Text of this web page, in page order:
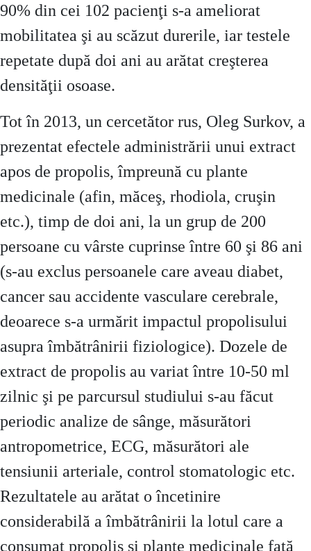
90% din cei 102 pacienţi s-a ameliorat
mobilitatea şi au scăzut durerile, iar testele
repetate după doi ani au arătat creşterea
densităţii osoase.
Tot în 2013, un cercetător rus, Oleg Surkov, a
prezentat efectele administrării unui extract
apos de propolis, împreună cu plante
medicinale (afin, măceş, rhodiola, cruşin
etc.), timp de doi ani, la un grup de 200
persoane cu vârste cuprinse între 60 şi 86 ani
(s-au exclus persoanele care aveau diabet,
cancer sau accidente vasculare cerebrale,
deoarece s-a urmărit impactul propolisului
asupra îmbătrânirii fiziologice). Dozele de
extract de propolis au variat între 10-50 ml
zilnic şi pe parcursul studiului s-au făcut
periodic analize de sânge, măsurători
antropometrice, ECG, măsurători ale
tensiunii arteriale, control stomatologic etc.
Rezultatele au arătat o încetinire
considerabilă a îmbătrânirii la lotul care a
consumat propolis şi plante medicinale faţă